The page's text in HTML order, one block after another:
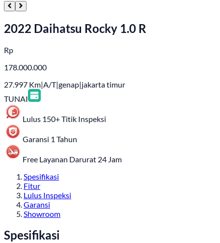
2022 Daihatsu Rocky 1.0 R
Rp
178.000.000
27.997 Km|A/T|genap|jakarta timur
TUNAI
Lulus 150+ Titik Inspeksi
Garansi 1 Tahun
Free Layanan Darurat 24 Jam
Spesifikasi
Fitur
Lulus Inspeksi
Garansi
Showroom
Spesifikasi